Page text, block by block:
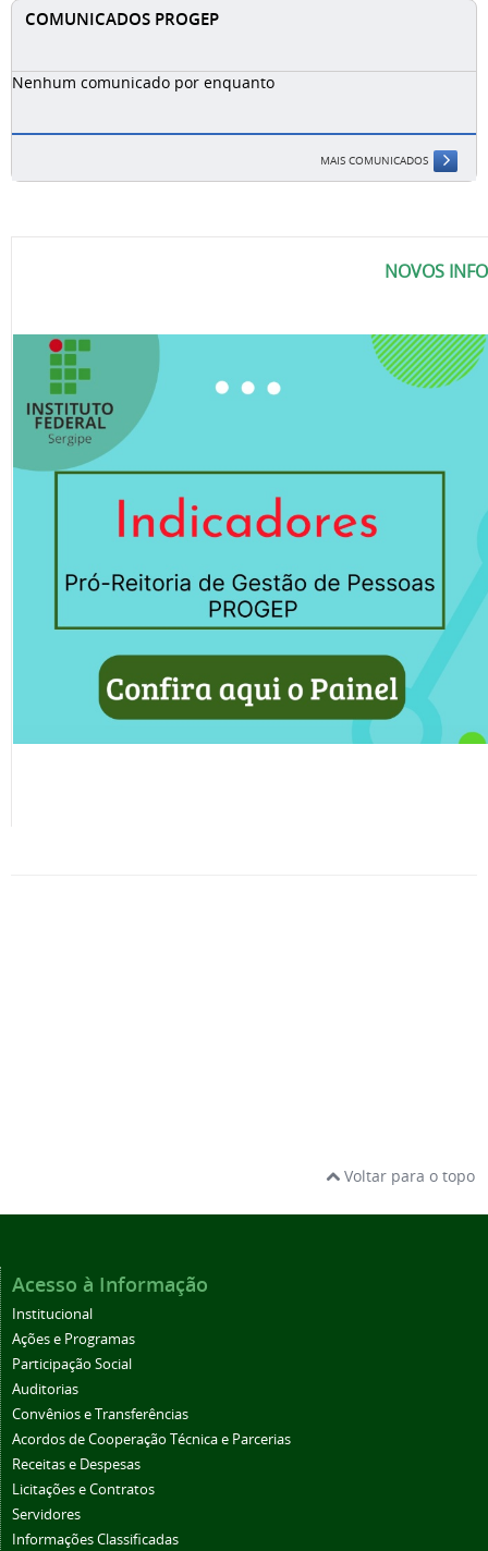
COMUNICADOS PROGEP
Nenhum comunicado por enquanto
MAIS COMUNICADOS
NOVOS
Voltar para o topo
Acesso à Informação
Institucional
Ações e Programas
Participação Social
Auditorias
Convênios e Transferências
Acordos de Cooperação Técnica e Parcerias
Receitas e Despesas
Licitações e Contratos
Servidores
Informações Classificadas